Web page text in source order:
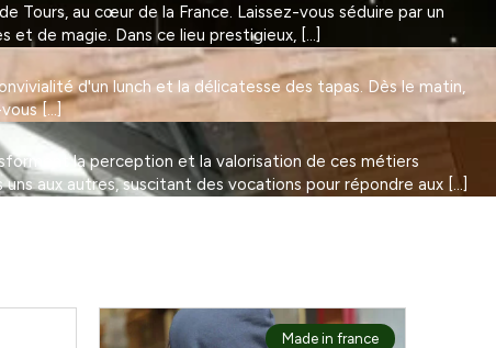
Tours, au cœur de la France. Laissez-vous séduire par un
de magie. Dans ce lieu prestigieux, […]
d'un lunch et la délicatesse des tapas. Dès le matin,
[…]
la perception et la valorisation de ces métiers
aux autres, suscitant des vocations pour répondre aux […]
Made in france